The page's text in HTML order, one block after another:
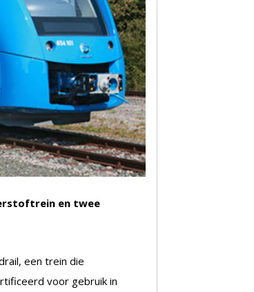
en twee
een trein die
voor gebruik in